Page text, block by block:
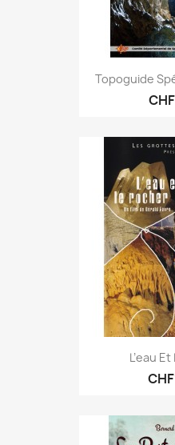
Topoguide
L’eau